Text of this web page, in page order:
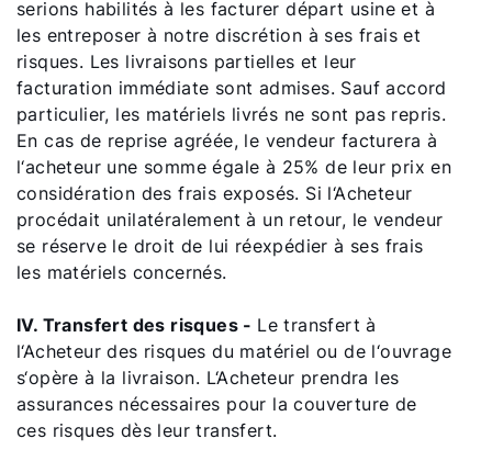
serions habilités à les facturer départ usine et à
les entreposer à notre discrétion à ses frais et
risques. Les livraisons partielles et leur
facturation immédiate sont admises. Sauf accord
particulier, les matériels livrés ne sont pas repris.
En cas de reprise agréée, le vendeur facturera à
l‘acheteur une somme égale à 25% de leur prix en
considération des frais exposés. Si l‘Acheteur
procédait unilatéralement à un retour, le vendeur
se réserve le droit de lui réexpédier à ses frais
les matériels concernés.
IV. Transfert des risques - Le transfert à
l‘Acheteur des risques du matériel ou de l‘ouvrage
s‘opère à la livraison. L‘Acheteur prendra les
assurances nécessaires pour la couverture de
ces risques dès leur transfert.